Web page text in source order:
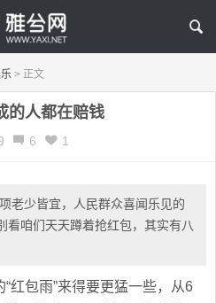
> 正文
的人都在赔钱
6 1
老少皆宜，人民群众喜闻乐见的
看咱们天天蹲着抢红包，其实有八
红包雨”来得要更猛一些，从6